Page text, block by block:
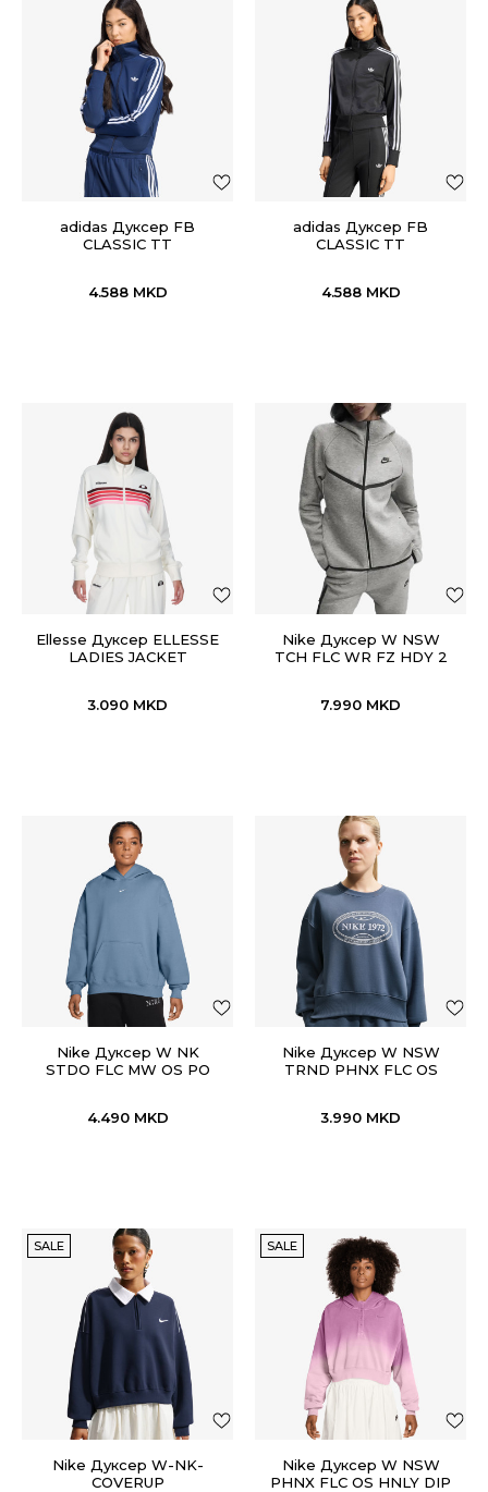
adidas Дуксер FB
CLASSIC TT
4.588 MKD
adidas Дуксер FB
CLASSIC TT
4.588 MKD
Ellesse Дуксер ELLESSE
LADIES JACKET
3.090 MKD
Nike Дуксер W NSW
TCH FLC WR FZ HDY 2
7.990 MKD
Nike Дуксер W NK
STDO FLC MW OS PO
4.490 MKD
Nike Дуксер W NSW
TRND PHNX FLC OS
3.990 MKD
SALE
Nike Дуксер W-NK-
COVERUP
SALE
Nike Дуксер W NSW
PHNX FLC OS HNLY DIP